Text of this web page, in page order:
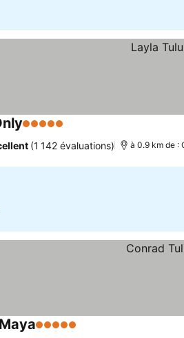
5 Étoiles
(1 142 évaluations) à 0.9 km de :
5 Étoiles